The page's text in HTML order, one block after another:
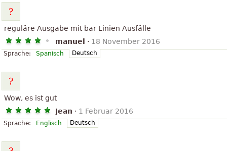
reguläre Ausgabe mit bar Linien Ausfälle
manuel
· 18 November 2016
Sprache: Spanisch Deutsch
Wow, es ist gut
Jean · 1 Februar 2016
Sprache: Englisch Deutsch